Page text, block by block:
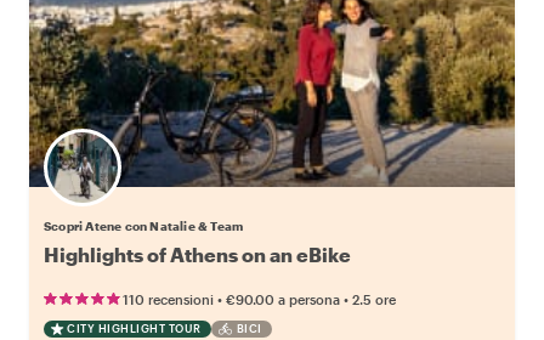
Scopri Atene con Natalie & Team
Highlights of Athens on an eBike
110 recensioni • €90.00 a persona • 2.5 ore
CITY HIGHLIGHT TOUR BICI